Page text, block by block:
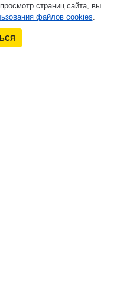
страниц сайта, вы
файлов cookies.